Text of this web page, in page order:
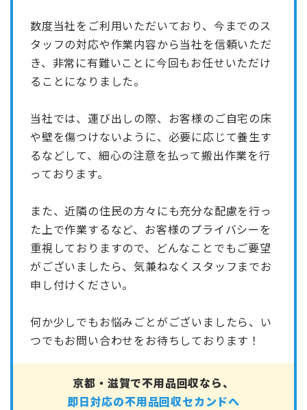
数度当社をご利用いただいており、今までのス
タッフの対応や作業内容から当社を信頼いただ
き、非常に有難いことに今回もお任せいただけ
ることになりました。
当社では、運び出しの際、お客様のご自宅の床
や壁を傷つけないように、必要に応じて養生す
るなどして、細心の注意を払って搬出作業を行
っております。
また、近隣の住民の方々にも充分な配慮を行っ
た上で作業するなど、お客様のプライバシーを
重視しておりますので、どんなことでもご要望
がございましたら、気兼ねなくスタッフまでお
申し付けください。
何か少しでもお悩みごとがございましたら、い
つでもお問い合わせをお待ちしております！
京都・滋賀で不用品回収なら、
即日対応の不用品回収セカンドへ